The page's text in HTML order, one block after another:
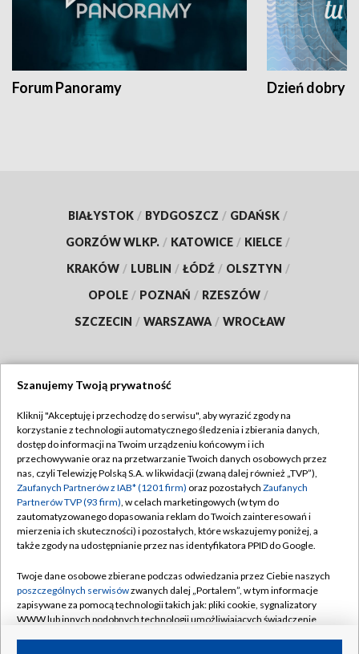
Forum Panoramy Dzień dobry
BIAŁYSTOK / BYDGOSZCZ / GDAŃSK /
GORZÓW WLKP. / KATOWICE / KIELCE /
KRAKÓW / LUBLIN / ŁÓDŹ / OLSZTYN /
OPOLE / POZNAŃ / RZESZÓW /
SZCZECIN / WARSZAWA / WROCŁAW
TVP
Abonament TVP
Emisja w TVP
Centrum informacji TVP
Naziemna Telewizja Cyfrowa
Rada Programowa
System NOS
Informacje o nadawcy
Regulamin TVP
Polityka prywatności
Moje zgody
Pomoc
Kontakt
Kanały
Szanujemy Twoją prywatność
Kliknij "Akceptuję i przechodzę do serwisu", aby wyrazić zgody na
korzystanie z technologii automatycznego śledzenia i zbierania danych,
dostęp do informacji na Twoim urządzeniu końcowym i ich
przechowywanie oraz na przetwarzanie Twoich danych osobowych przez
nas, czyli Telewizję Polską S.A. w likwidacji (zwaną dalej również „TVP”),
Zaufanych Partnerów z IAB* (1201 firm) oraz pozostałych Zaufanych
Partnerów TVP (93 firm), w celach marketingowych (w tym do
zautomatyzowanego dopasowania reklam do Twoich zainteresowań i
mierzenia ich skuteczności) i pozostałych, które wskazujemy poniżej, a
także zgody na udostępnianie przez nas identyfikatora PPID do Google.
Twoje dane osobowe zbierane podczas odwiedzania przez Ciebie naszych
poszczególnych serwisówzwanych dalej „Portalem”, w tym informacje
zapisywane za pomocą technologii takich jak: pliki cookie, sygnalizatory
WWW lub innych podobnych technologii umożliwiających świadczenie